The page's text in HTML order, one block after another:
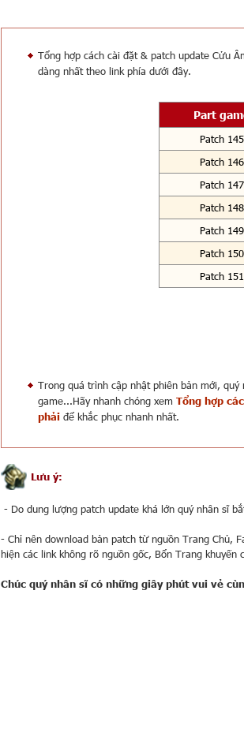
Tổng hợp cách cài đặt & patch update Cửu
dàng nhất theo link phía dưới đây.
Part
Patch 145
Patch 146
Patch 147
Patch 148
Patch 149
Patch 150
Patch 151
Trong quá trình cập nhật phiên bản mới,
game...Hãy nhanh chóng xem Tổng hợp
phải để khắc phục nhanh nhất.
Lưu ý:
- Do dung lượng patch update khá lớn quý nhân sĩ
- Chỉ nên download bản patch từ nguồn Trang Chủ,
hiện các link không rõ nguồn gốc, Bổn Trang
Chúc quý nhân sĩ có những giây phút vui vẻ